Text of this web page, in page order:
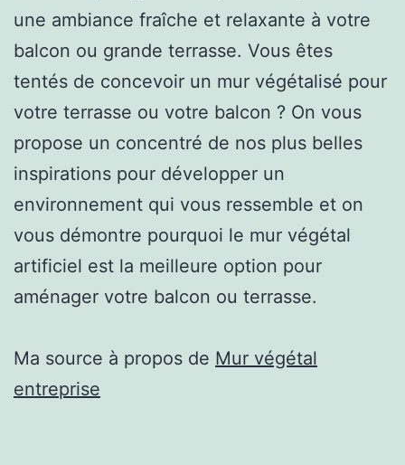
une ambiance fraîche et relaxante à votre
balcon ou grande terrasse. Vous êtes
tentés de concevoir un mur végétalisé pour
votre terrasse ou votre balcon ? On vous
propose un concentré de nos plus belles
inspirations pour développer un
environnement qui vous ressemble et on
vous démontre pourquoi le mur végétal
artificiel est la meilleure option pour
aménager votre balcon ou terrasse.
Ma source à propos de Mur végétal
entreprise